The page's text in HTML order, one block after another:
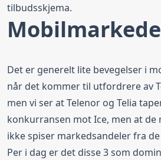
tilbudsskjema.
Det er generelt lite bevegelser i
når det kommer til utfordrere av
men vi ser at Telenor og Telia
konkurransen mot Ice, men at
ikke spiser markedsandeler fra
Per i dag er det disse 3 som